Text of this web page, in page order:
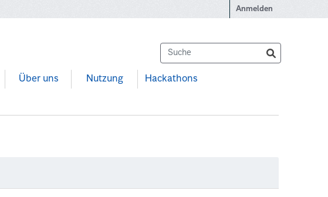
Anmelden
Über uns Nutzung Hackathons